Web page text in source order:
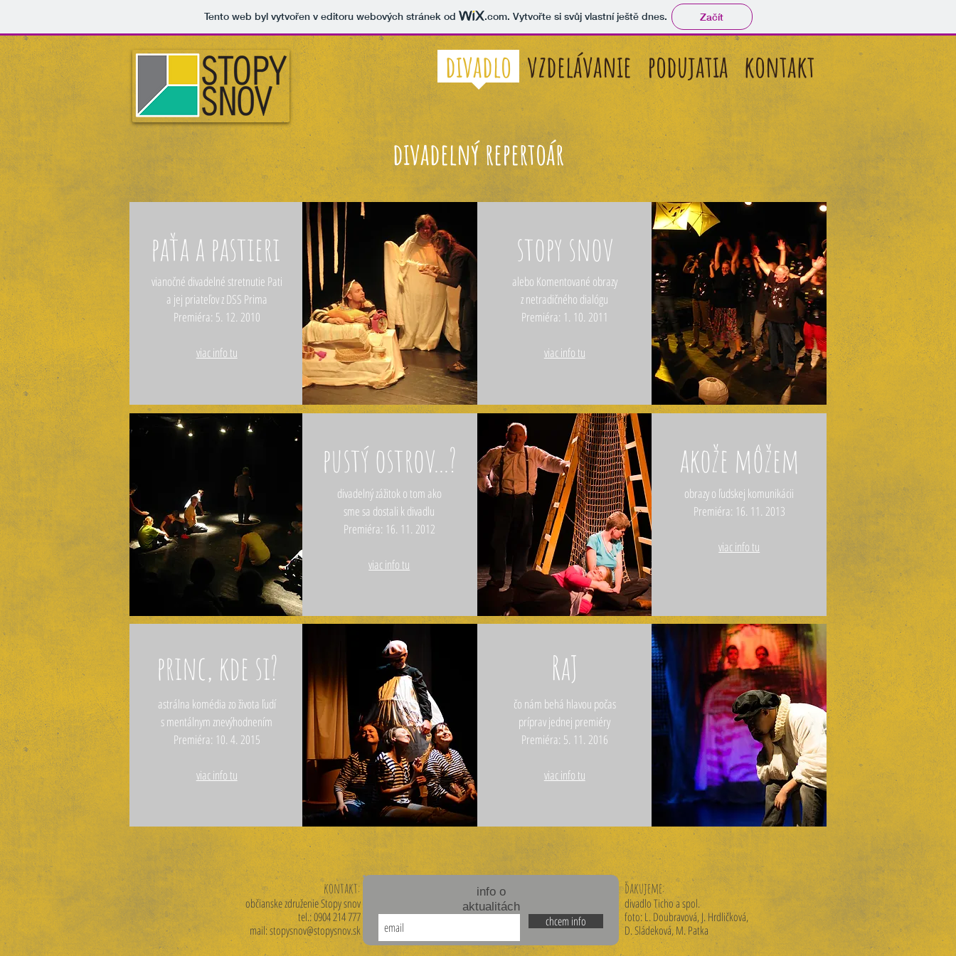
Tento web byl vytvořen v editoru webových stránek od .com. Vytvořte si svůj vlastní ještě dnes. Začít
divadlo vzdelávanie podujatia kontakt
divadelný repertoár
paťa a pastieri
vianočné divadelné stretnutie Pati
a jej priateľov z DSS Prima
Premiéra: 5. 12. 2010
viac info tu
stopy snov
alebo Komentované obrazy
z netradičného dialógu
Premiéra: 1. 10. 2011
viac info tu
pustý ostrov...?
divadelný zážitok o tom ako
sme sa dostali k divadlu
Premiéra: 16. 11. 2012
viac info tu
akože môžem
obrazy o ľudskej komunikácii
Premiéra: 16. 11. 2013
viac info tu
princ, kde si?
astrálna komédia zo života ľudí
s mentálnym znevýhodnením
Premiéra: 10. 4. 2015
viac info tu
RaJ
čo nám behá hlavou počas
príprav jednej premiéry
Premiéra: 5. 11. 2016
viac info tu
kontakt:
občianske združenieStopy snov
tel.: 0904 214 777
mail:stopysnov@stopysnov.sk
info o
aktualitách
chcem info
ďakujeme:
divadlo Ticho a spol.
foto: L. Doubravová, J. Hrdličková,
D. Sládeková, M. Patka